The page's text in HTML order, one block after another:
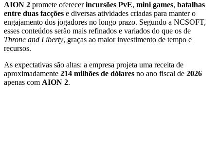
AION 2 promete oferecerincursões PvE, mini games, batalhas
entre duas facções e diversas atividades criadas para manter o
engajamento dos jogadores no longo prazo. Segundo a NCSOFT,
esses conteúdos serão mais refinados e variados do que os de
Throne and Liberty, graças ao maior investimento de tempo e
recursos.
As expectativas são altas: a empresa projeta uma receita de
aproximadamente 214 milhões de dólares no ano fiscal de 2026
apenas com AION 2.